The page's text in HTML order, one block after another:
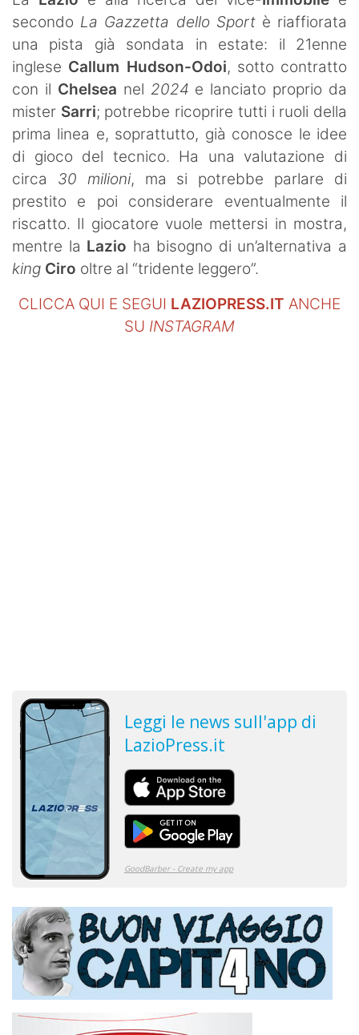
Contatti
secondo La Gazzetta dello Sportè riaffiorata
una pista già sondata in estate: il 21enne
inglese Callum Hudson-Odoi, sotto contratto
con il Chelsea nel 2024 e lanciato proprio da
mister Sarri; potrebbe ricoprire tutti i ruoli della
prima linea e, soprattutto, già conosce le idee
di gioco del tecnico. Ha una valutazione di
circa 30 milioni, ma si potrebbe parlare di
prestito e poi considerare eventualmente il
riscatto. Il giocatore vuole mettersi in mostra,
mentre la Lazio ha bisogno di un’alternativa a
king Ciro oltre al “tridente leggero”.
CLICCA QUI E SEGUI LAZIOPRESS.IT ANCHE
SU INSTAGRAM